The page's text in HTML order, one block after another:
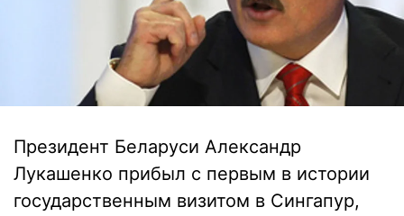
Президент Беларуси Александр
Лукашенко прибыл с первым в истории
государственным визитом в Сингапур,